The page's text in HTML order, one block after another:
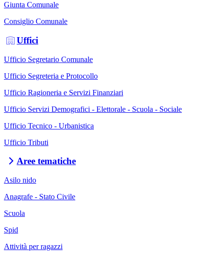
Giunta Comunale
Consiglio Comunale
Uffici
Ufficio Segretario Comunale
Ufficio Segreteria e Protocollo
Ufficio Ragioneria e Servizi Finanziari
Ufficio Servizi Demografici - Elettorale - Scuola - Sociale
Ufficio Tecnico - Urbanistica
Ufficio Tributi
Aree tematiche
Asilo nido
Anagrafe - Stato Civile
Scuola
Spid
Attività per ragazzi